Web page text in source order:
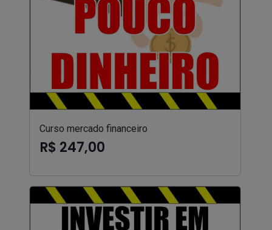
Curso mercado financeiro
R$ 247,00